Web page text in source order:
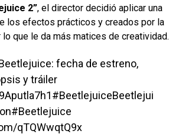
2”, el director decidió aplicar una
los efectos prácticos y creados por la
lo que le da más matices de creatividad.
fecha de estreno,
y tráiler
#BeetlejuiceBeetlejui
#Beetlejuice
qTQWwqtQ9x